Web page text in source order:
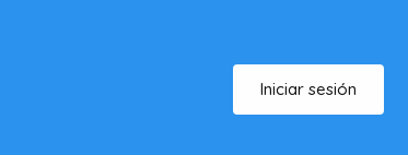
Iniciar sesión